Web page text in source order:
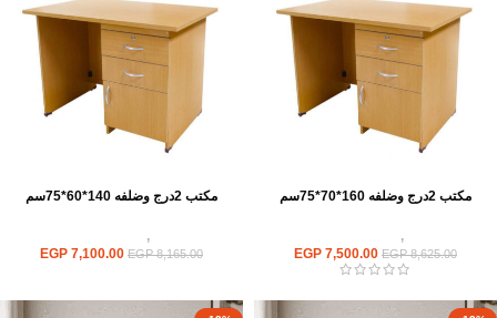
مكتب 2درج وضلفه 160*70*75سم
مكاتب,
EGP8,625.00
EGP 7,500.00
مكتب 2درج وضلفه 140*60*75سم
مكاتب,
EGP8,165.00
EGP 7,100.00